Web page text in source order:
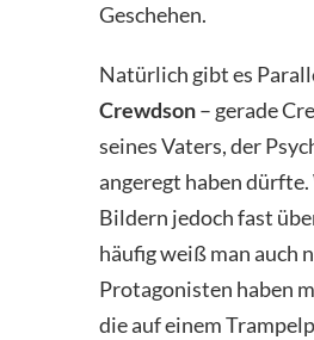
Geschehen.
Natürlich gibt es
Crewdson– gerade
seines Vaters, der
angeregt haben
Bildern jedoch fast
häufig weiß man auch
Protagonisten haben
die auf einem